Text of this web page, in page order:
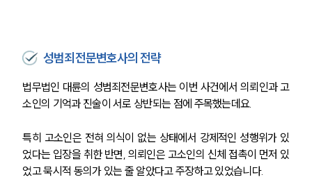
성범죄전문변호사의 전략
법무법인 대륜의 성범죄전문변호사는 이번 사건에서 의뢰인과 고
소인의 기억과 진술이 서로 상반되는 점에 주목했는데요.
특히 고소인은 전혀 의식이 없는 상태에서 강제적인 성행위가 있
었다는 입장을 취한 반면, 의뢰인은 고소인의 신체 접촉이 먼저 있
었고 묵시적 동의가 있는 줄 알았다고 주장하고 있었습니다.